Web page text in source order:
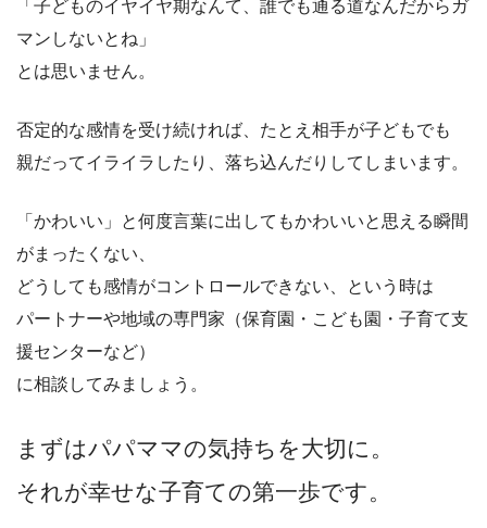
「子どものイヤイヤ期なんて、誰でも通る道なんだからガ
マンしないとね」
とは思いません。
否定的な感情を受け続ければ、たとえ相手が子どもでも
親だってイライラしたり、落ち込んだりしてしまいます。
「かわいい」と何度言葉に出してもかわいいと思える瞬間
がまったくない、
どうしても感情がコントロールできない、という時は
パートナーや地域の専門家（保育園・こども園・子育て支
援センターなど）
に相談してみましょう。
まずはパパママの気持ちを大切に。
それが幸せな子育ての第一歩です。